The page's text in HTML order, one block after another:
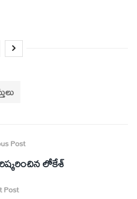
Post
లోకేశ్‌
Post